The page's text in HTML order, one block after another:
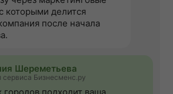
которыми делится
после начала
Шереметьева
сервиса Бизнесменс.ру